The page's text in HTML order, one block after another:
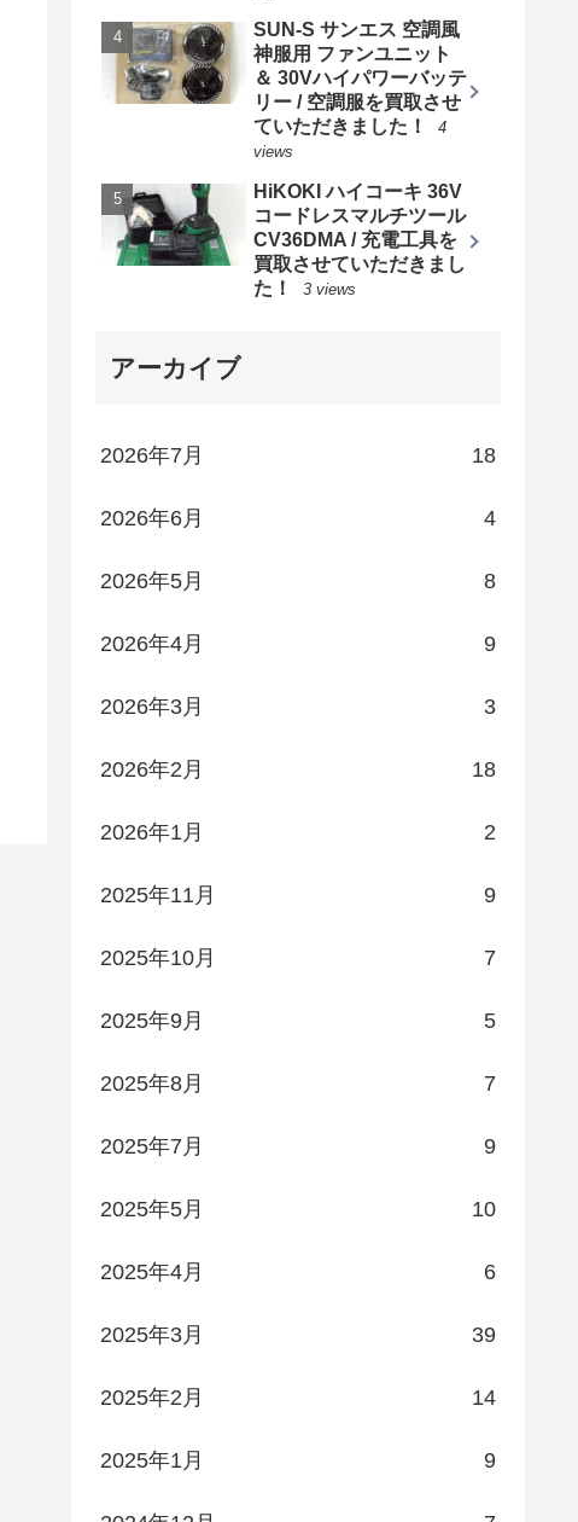
SUN-S サンエス 空調風
神服用 ファンユニット
＆ 30Vハイパワーバッテ
リー / 空調服を買取させ
ていただきました！
4
views
HiKOKI ハイコーキ 36V
コードレスマルチツール
CV36DMA / 充電工具を
買取させていただきまし
た！
3 views
アーカイブ
2026年7月 18
2026年6月 4
2026年5月 8
2026年4月 9
2026年3月 3
2026年2月 18
2026年1月 2
2025年11月 9
2025年10月 7
2025年9月 5
2025年8月 7
2025年7月 9
2025年5月 10
2025年4月 6
2025年3月 39
2025年2月 14
2025年1月 9